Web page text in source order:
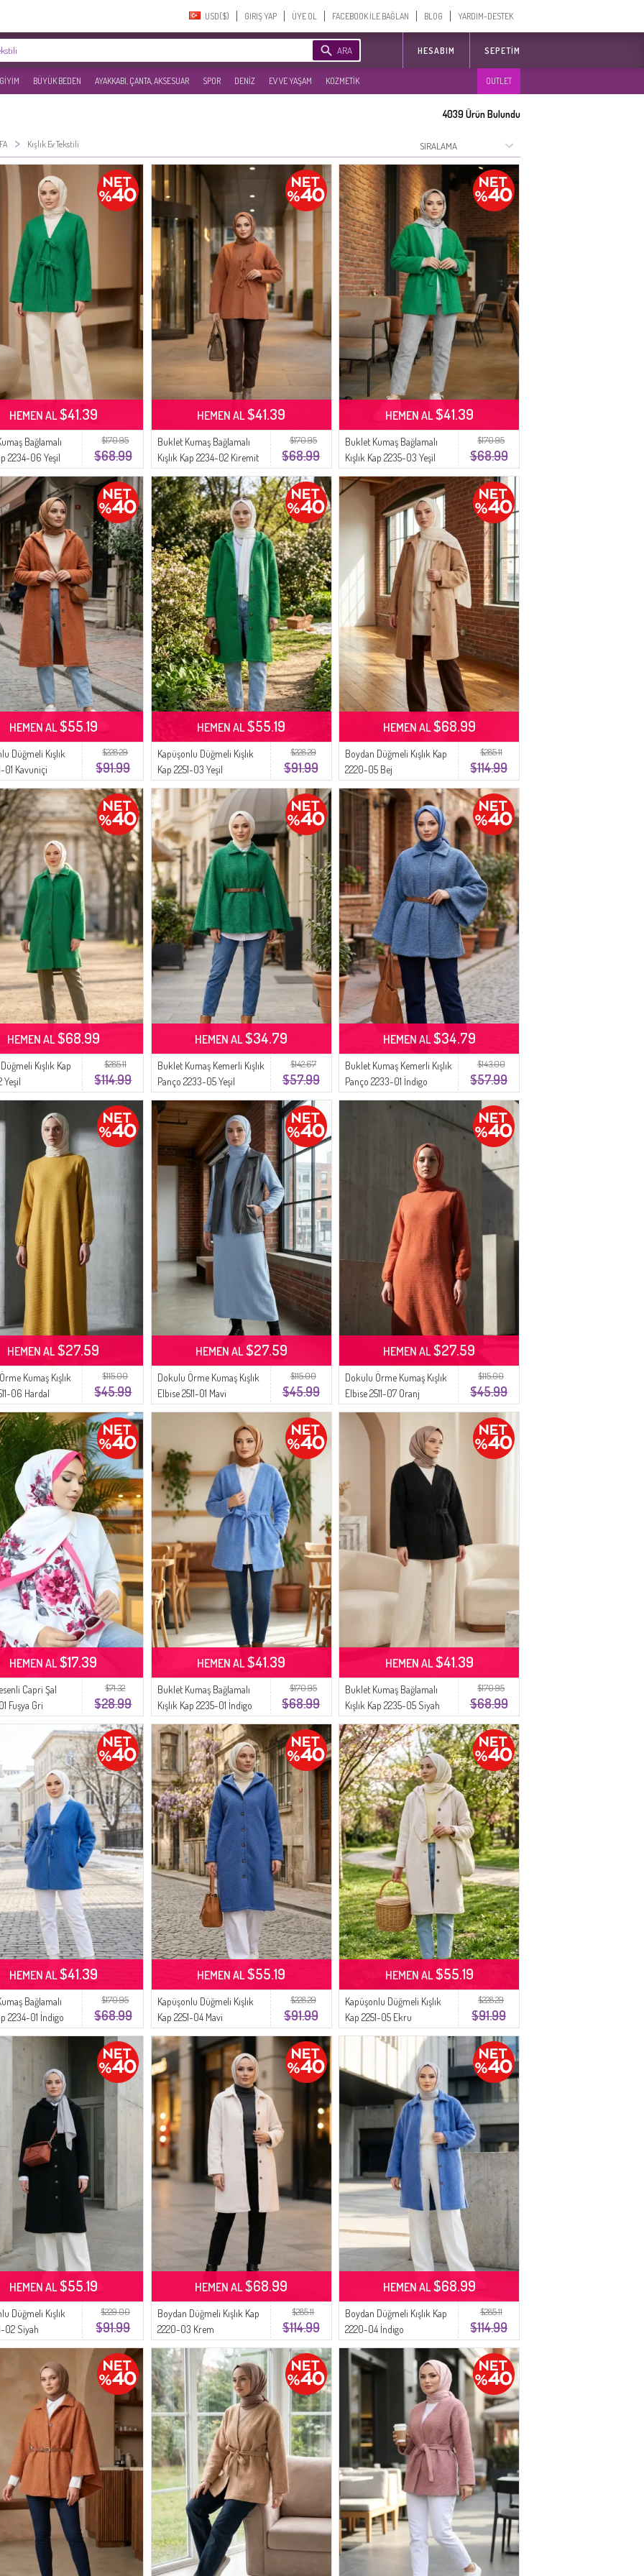
USD($)‎ GIRIŞ YAP ÜYE OL FACEBOOK İLE BAĞLAN BLOG YARDIM-DESTEK
ARA HESABIM SEPETIM
BÜYÜK BEDEN AYAKKABI, ÇANTA, AKSESUAR SPOR DENİZ EV VE YAŞAM KOZMETİK OUTLET
4039Ürün Bulundu
> Kışlık Ev Tekstili
$170.95
$68.99
Bağlamalı
2234-06 Yeşil
HEMEN AL$41.39
$170.95
$68.99
Buklet Kumaş Bağlamalı
Kışlık Kap 2234-02 Kiremit
HEMEN AL$41.39
$170.95
$68.99
Buklet Kumaş Bağlamalı
Kışlık Kap 2235-03 Yeşil
HEMEN AL$41.39
$228.29
$91.99
Düğmeli Kışlık
01 Kavuniçi
HEMEN AL$55.19
$228.29
$91.99
Kapüşonlu Düğmeli Kışlık
Kap 2251-03 Yeşil
HEMEN AL$55.19
$285.11
$114.99
Boydan Düğmeli Kışlık Kap
2220-05 Bej
HEMEN AL$68.99
$285.11
$114.99
Kışlık Kap
HEMEN AL$68.99
$142.67
$57.99
Buklet Kumaş Kemerli Kışlık
Panço 2233-05 Yeşil
HEMEN AL$34.79
$143.00
$57.99
Buklet Kumaş Kemerli Kışlık
Panço 2233-01 İndigo
HEMEN AL$34.79
$115.00
$45.99
Kumaş Kışlık
06 Hardal
HEMEN AL$27.59
$115.00
$45.99
Dokulu Örme Kumaş Kışlık
Elbise 2511-01 Mavi
HEMEN AL$27.59
$115.00
$45.99
Dokulu Örme Kumaş Kışlık
Elbise 2511-07 Oranj
HEMEN AL$27.59
$71.32
$28.99
Capri Şal
Fuşya Gri
HEMEN AL$17.39
$170.95
$68.99
Buklet Kumaş Bağlamalı
Kışlık Kap 2235-01 İndigo
HEMEN AL$41.39
$170.95
$68.99
Buklet Kumaş Bağlamalı
Kışlık Kap 2235-05 Siyah
HEMEN AL$41.39
$170.95
$68.99
Bağlamalı
2234-01 İndigo
HEMEN AL$41.39
$228.29
$91.99
Kapüşonlu Düğmeli Kışlık
Kap 2251-04 Mavi
HEMEN AL$55.19
$228.29
$91.99
Kapüşonlu Düğmeli Kışlık
Kap 2251-05 Ekru
HEMEN AL$55.19
$229.00
$91.99
Düğmeli Kışlık
02 Siyah
HEMEN AL$55.19
$285.11
$114.99
Boydan Düğmeli Kışlık Kap
2220-03 Krem
HEMEN AL$68.99
$285.11
$114.99
Boydan Düğmeli Kışlık Kap
2220-04 İndigo
HEMEN AL$68.99